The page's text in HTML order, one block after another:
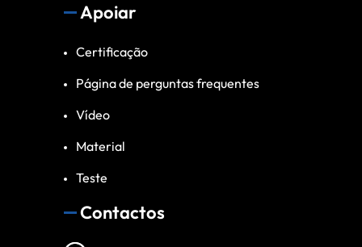
Apoiar
Certificação
Página de perguntas frequentes
Vídeo
Material
Teste
Contactos